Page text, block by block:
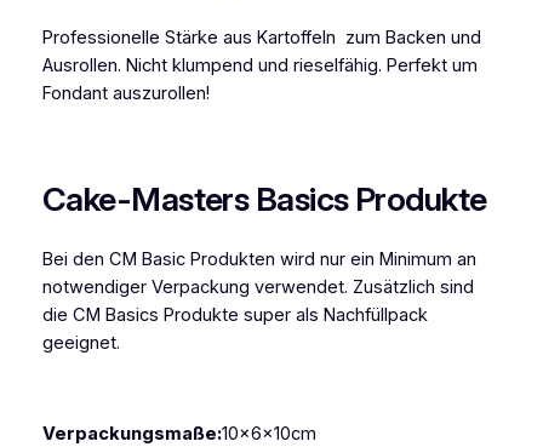
r
s
t
e
0
0
g
i
o
Professionelle Stärke aus Kartoffeln zum Backen und
Ausrollen. Nicht klumpend und rieselfähig. Perfekt um
Fondant auszurollen!
Cake-Masters Basics Produkte
Bei den CM Basic Produkten wird nur ein Minimum an
notwendiger Verpackung verwendet. Zusätzlich sind
die CM Basics Produkte super als Nachfüllpack
geeignet.
Verpackungsmaße:10x6x10cm